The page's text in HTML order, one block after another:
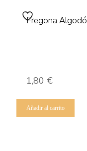
Fregona
1,80 €
Añadir al carrito